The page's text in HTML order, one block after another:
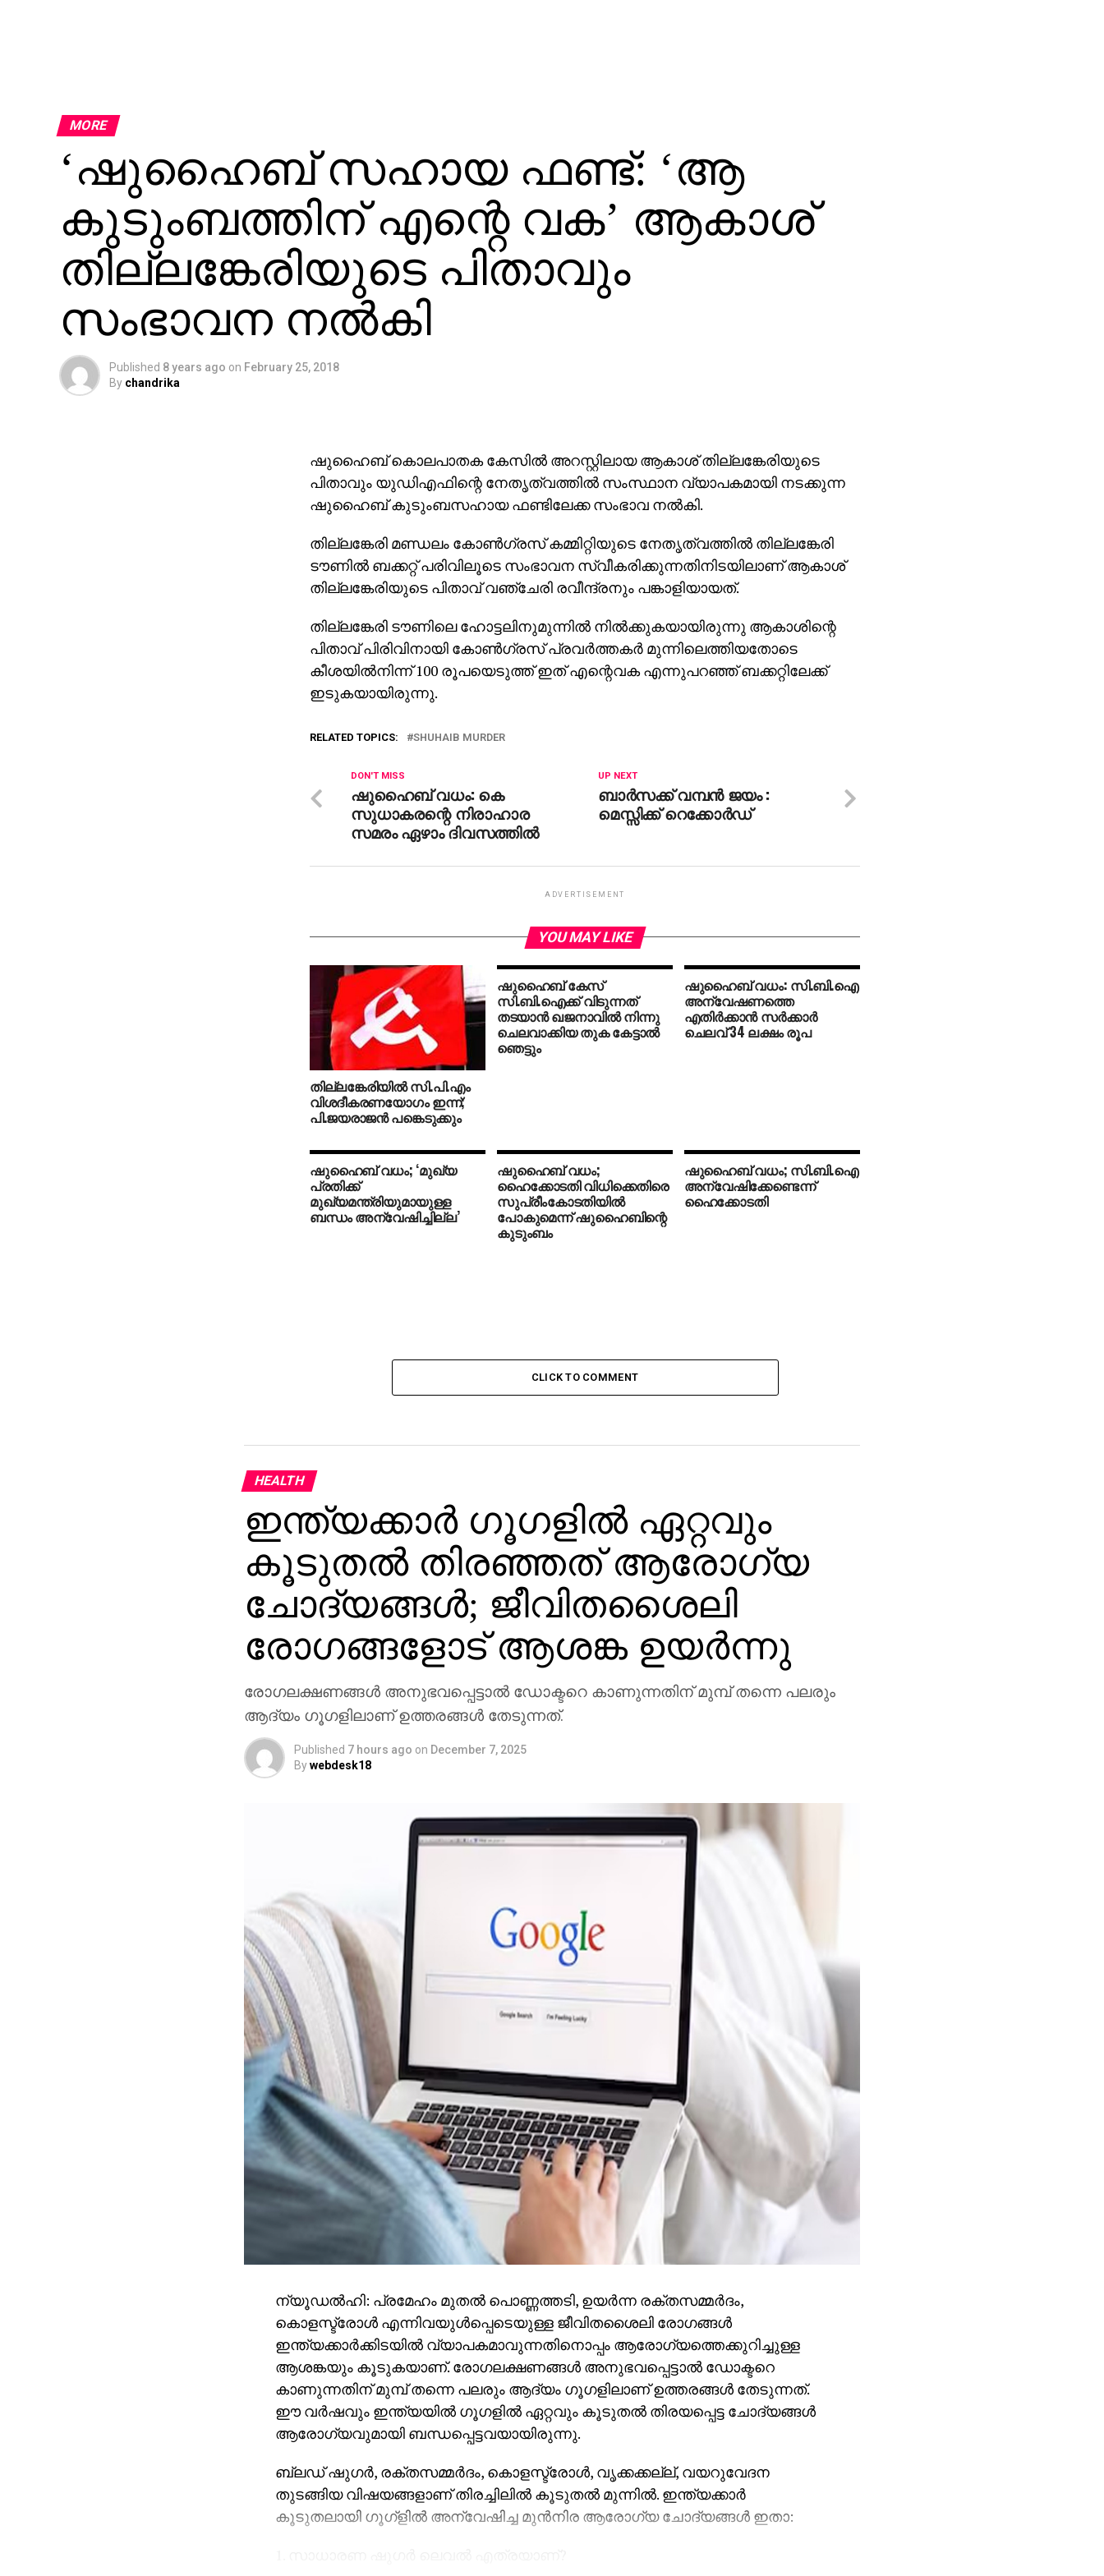
MORE
‘ഷുഹൈബ് സഹായ ഫണ്ട്: ‘ആ
കുടുംബത്തിന് എന്റെ വക’ ആകാശ്
തില്ലങ്കേരിയുടെ പിതാവും
സംഭാവന നല്‍കി
Published 8 years ago on February 25, 2018
By chandrika
ഷുഹൈബ് കൊലപാതക കേസില്‍ അറസ്റ്റിലായ ആകാശ് തില്ലങ്കേരിയുടെ
പിതാവും യുഡിഎഫിന്റെ നേതൃത്വത്തില്‍ സംസ്ഥാന വ്യാപകമായി നടക്കുന്ന
ഷുഹൈബ് കുടുംബസഹായ ഫണ്ടിലേക്ക സംഭാവ നല്‍കി.
തില്ലങ്കേരി മണ്ഡലം കോണ്‍ഗ്രസ് കമ്മിറ്റിയുടെ നേതൃത്വത്തില്‍ തില്ലങ്കേരി
ടൗണില്‍ ബക്കറ്റ് പരിവിലൂടെ സംഭാവന സ്വീകരിക്കുന്നതിനിടയിലാണ് ആകാശ്
തില്ലങ്കേരിയുടെ പിതാവ് വഞ്ചേരി രവീന്ദ്രനും പങ്കാളിയായത്.
തില്ലങ്കേരി ടൗണിലെ ഹോട്ടലിനുമുന്നില്‍ നില്‍ക്കുകയായിരുന്നു ആകാശിന്റെ
പിതാവ് പിരിവിനായി കോണ്‍ഗ്രസ് പ്രവര്‍ത്തകര്‍ മുന്നിലെത്തിയതോടെ
കീശയില്‍നിന്ന് 100 രൂപയെടുത്ത് ഇത് എന്റെവക എന്നുപറഞ്ഞ് ബക്കറ്റിലേക്ക്
ഇടുകയായിരുന്നു.
RELATED TOPICS: SHUHAIB MURDER
UP NEXT
ബാര്‍സക്ക് വമ്പന്‍ ജയം :
മെസ്സിക്ക് റെക്കോര്‍ഡ്
DON'T MISS
ഷുഹൈബ് വധം: കെ
സുധാകരന്റെ നിരാഹാര
സമരം ഏഴാം ദിവസത്തില്‍
ADVERTISEMENT
YOU MAY LIKE
തില്ലങ്കേരിയില്‍ സി.പി.എം
വിശദീകരണയോഗം ഇന്ന്;
പി.ജയരാജന്‍ പങ്കെടുക്കും
ഷുഹൈബ് കേസ്
സി.ബി.ഐക്ക് വിടുന്നത്
തടയാന്‍ ഖജനാവില്‍ നിന്നു
ചെലവാക്കിയ തുക കേട്ടാല്‍
ഞെട്ടും
ഷുഹൈബ് വധം: സി.ബി.ഐ
അന്വേഷണത്തെ
എതിര്‍ക്കാന്‍ സര്‍ക്കാര്‍
ചെലവ് 34 ലക്ഷം രൂപ
ഷുഹൈബ് വധം; ‘മുഖ്യ
പ്രതിക്ക്
മുഖ്യമന്ത്രിയുമായുള്ള
ബന്ധം അന്വേഷിച്ചില്ല’
ഷുഹൈബ് വധം;
ഹൈക്കോടതി വിധിക്കെതിരെ
സുപ്രീംകോടതിയില്‍
പോകുമെന്ന് ഷുഹൈബിന്റെ
കുടുംബം
ഷുഹൈബ് വധം; സി.ബി.ഐ
അന്വേഷിക്കേണ്ടെന്ന്
ഹൈക്കോടതി
CLICK TO COMMENT
HEALTH
ഇന്ത്യക്കാർ ഗൂഗളിൽ ഏറ്റവും
കൂടുതൽ തിരഞ്ഞത് ആരോഗ്യ
ചോദ്യങ്ങൾ; ജീവിതശൈലി
രോഗങ്ങളോട് ആശങ്ക ഉയർന്നു
രോഗലക്ഷണങ്ങൾ അനുഭവപ്പെട്ടാൽ ഡോക്ടറെ കാണുന്നതിന് മുമ്പ് തന്നെ പലരും
ആദ്യം ഗൂഗളിലാണ് ഉത്തരങ്ങൾ തേടുന്നത്.
Published 7 hours ago on December 7, 2025
Bywebdesk18
ന്യൂഡൽഹി: പ്രമേഹം മുതൽ പൊണ്ണത്തടി, ഉയർന്ന രക്തസമ്മർദം,
കൊളസ്ട്രോൾ എന്നിവയുൾപ്പെടെയുള്ള ജീവിതശൈലി രോഗങ്ങൾ
ഇന്ത്യക്കാർക്കിടയിൽ വ്യാപകമാവുന്നതിനൊപ്പം ആരോഗ്യത്തെക്കുറിച്ചുള്ള
ആശങ്കയും കൂടുകയാണ്. രോഗലക്ഷണങ്ങൾ അനുഭവപ്പെട്ടാൽ ഡോക്ടറെ
കാണുന്നതിന് മുമ്പ് തന്നെ പലരും ആദ്യം ഗൂഗളിലാണ് ഉത്തരങ്ങൾ തേടുന്നത്.
ഈ വർഷവും ഇന്ത്യയിൽ ഗൂഗളിൽ ഏറ്റവും കൂടുതൽ തിരയപ്പെട്ട ചോദ്യങ്ങൾ
ആരോഗ്യവുമായി ബന്ധപ്പെട്ടവയായിരുന്നു.
ബ്ലഡ് ഷുഗർ, രക്തസമ്മർദം, കൊളസ്ട്രോൾ, വൃക്കക്കല്ല്, വയറുവേദന
തുടങ്ങിയ വിഷയങ്ങളാണ് തിരച്ചിലിൽ കൂടുതൽ മുന്നിൽ. ഇന്ത്യക്കാർ
കൂടുതലായി ഗൂഗ്ളിൽ അന്വേഷിച്ച മുൻനിര ആരോഗ്യ ചോദ്യങ്ങൾ ഇതാ: